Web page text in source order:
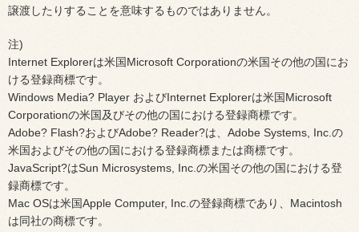
譲渡したりすることを意味するものではありません。
注)
Internet Explorerは米国Microsoft Corporationの米国その他の国にお
ける登録商標です。
Windows Media? Player およびInternet Explorerは米国Microsoft
Corporationの米国及びその他の国における登録商標です。
Adobe? Flash?およびAdobe? Reader?は、Adobe Systems, Inc.の
米国およびその他の国における登録商標または商標です。
JavaScript?はSun Microsystems, Inc.の米国その他の国における登
録商標です。
Mac OSは米国Apple Computer, Inc.の登録商標であり、Macintosh
は同社の商標です。